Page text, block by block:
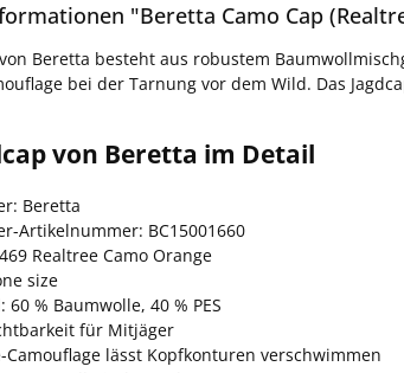
"Beretta Camo Cap
von Beretta besteht aus robustem
bei der Tarnung vor dem Wild. Das
von Beretta im Detail
Beretta
Artikelnummer: BC15001660
Realtree Camo Orange
size
60 % Baumwolle, 40 % PES
für Mitjäger
Camouflage lässt Kopfkonturen verschwimmen